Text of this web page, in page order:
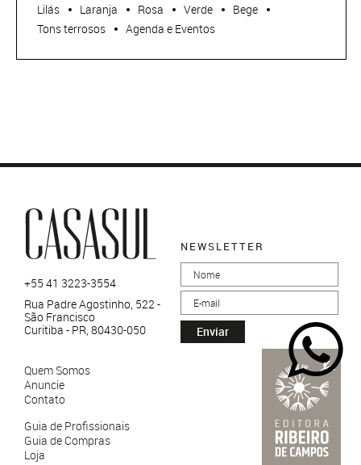
Lilás
Laranja Rosa Verde
Bege
Tons terrosos
Agenda e Eventos
+55 41 3223-3554
Rua Padre Agostinho, 522 -
São Francisco
Curitiba - PR, 80430-050
Quem Somos
Anuncie
Contato
Guia de Profissionais
Guia de Compras
Loja
NEWSLETTER
Enviar